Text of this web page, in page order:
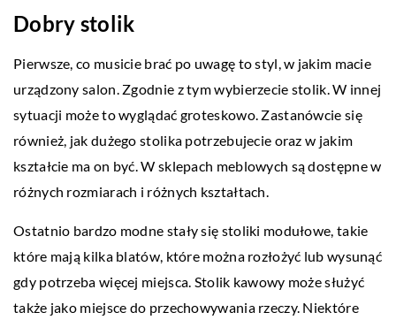
Dobry stolik
Pierwsze, co musicie brać po uwagę to styl, w jakim macie
urządzony salon. Zgodnie z tym wybierzecie stolik. W innej
sytuacji może to wyglądać groteskowo. Zastanówcie się
również, jak dużego stolika potrzebujecie oraz w jakim
kształcie ma on być. W sklepach meblowych są dostępne w
różnych rozmiarach i różnych kształtach.
Ostatnio bardzo modne stały się stoliki modułowe, takie
które mają kilka blatów, które można rozłożyć lub wysunąć
gdy potrzeba więcej miejsca. Stolik kawowy może służyć
także jako miejsce do przechowywania rzeczy. Niektóre